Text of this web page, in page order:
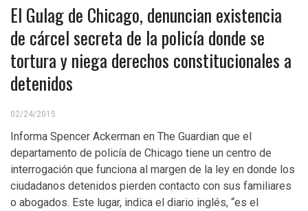
El Gulag de Chicago, denuncian existencia
de cárcel secreta de la policía donde se
tortura y niega derechos constitucionales a
detenidos
02/24/2015
Informa Spencer Ackerman en The Guardian que el
departamento de policía de Chicago tiene un centro de
interrogación que funciona al margen de la ley en donde los
ciudadanos detenidos pierden contacto con sus familiares
o abogados. Este lugar, indica el diario inglés, “es el